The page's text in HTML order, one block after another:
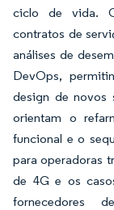
ciclo de vida.
contratos de
análises de
DevOps,
design de novos
orientam o
funcional e o
para operadoras
de 4G e os
fornecedores